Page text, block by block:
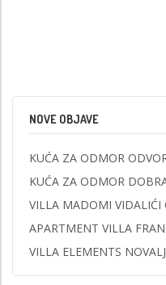
NOVE OBJAVE
KUĆA ZA ODMOR
KUĆA ZA ODMOR
VILLA MADOMI VIDALIĆI
APARTMENT VILLA
VILLA ELEMENTS